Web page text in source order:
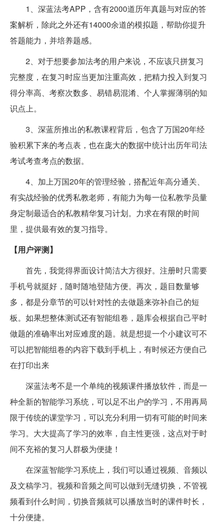
1、深蓝法考APP，含有2000道历年真题与对应的答
案解析，除此之外还有14000余道的模拟题，帮助你提升
答题能力，并培养题感。
2、对于想要参加法考的用户来说，不应该只拼复习
完整度，在复习时应当更加注重高效，把精力投入到复习
得分率高、考察次数多、易错易混淆、个人掌握薄弱的知
识点上。
3、深蓝所推出的私教课程背后，包含了万国20年经
验积累下来的考点表，也在庞大的数据中统计出历年司法
考试考查考点的数据。
4、加上万国20年的管理经验，搭配近年高分通关、
有实战经验的优秀私教老师，有能力为每一位私教学员量
身定制最适合的私教精华复习计划。力求在有限的时间
里，提供最有效的复习指导。
【用户评测】
首先，我觉得界面设计简洁大方很好。注册时只需要
手机号就挺好，随时随地登陆方便。再次，题目数量够
多，都是分章节的可以针对性的去做题来弥补自己的短
板。如果想整体测试还有智能组卷，题库会根据自己平时
做题的准确率出对应难度的题。就是想提一个小建议可不
可以把智能组卷的内容下载到手机上，有时候还方便自己
在打印出来
深蓝法考不是一个单纯的视频课件播放软件，而是一
种全新的智能学习系统，可以足不出户的学习，不用再局
限于传统的课堂学习，可以充分利用一切有可能的时间来
学习。大大提高了学习的效率，自主性更强，这点对于时
间不充裕的复习人群极为便捷！
在深蓝智能学习系统上，我们可以通过视频、音频以
及文稿学习。视频和音频之间可以做到无缝切换，不管视
频看到什么时间，切换音频就可以播放当时的课件时长，
十分便捷。